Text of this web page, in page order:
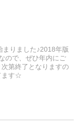
りました♪2018年版
ので、ぜひ年内にご
第終了となりますの
ます☆